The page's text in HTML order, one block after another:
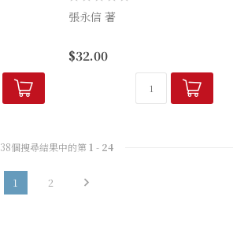
的問題
爭、姦
物、離
高舉方
張永信 著
界，直到如今！這書帶領你穿
越整個新約，同步深究各書
卷，一起迎向信仰挑戰。張永
信博士邀請你走一趟新約深度
$32.00
38個搜尋結果中的第 1 - 24
1 2